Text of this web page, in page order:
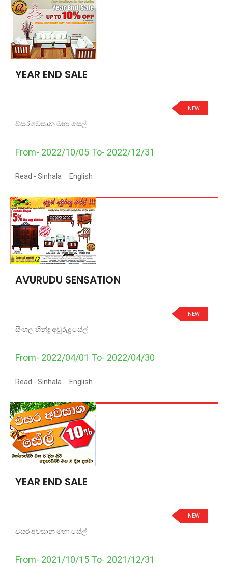
YEAR END SALE
NEW
වසර අවසාන මහා සේල්
From- 2022/10/05 To- 2022/12/31
Read - Sinhala English
AVURUDU SENSATION
NEW
සිංහල හින්දු අවුරුදු සේල්
From- 2022/04/01 To- 2022/04/30
Read - Sinhala English
YEAR END SALE
NEW
වසර අවසාන මහා සේල්
From- 2021/10/15 To- 2021/12/31